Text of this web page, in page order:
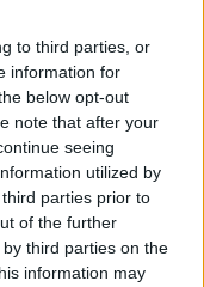
to third parties, or
information for
below opt-out
note that after your
seeing
utilized by
parties prior to
of the further
third parties on the
information may